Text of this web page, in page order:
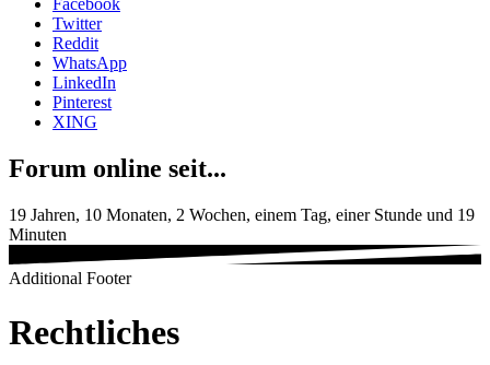
Facebook
Twitter
Reddit
WhatsApp
LinkedIn
Pinterest
XING
Forum online seit...
19 Jahren, 10 Monaten, 2 Wochen, einem Tag, einer Stunde und 19
Minuten
Additional Footer
Rechtliches